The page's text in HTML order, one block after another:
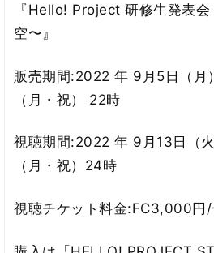
『Hello! Project 研修生発表
空〜』
販売期間:2022 年 9月5日（月
（月・祝） 22時
視聴期間:2022 年 9月13日（
（月・祝）24時
視聴チケット料金:FC3,000円